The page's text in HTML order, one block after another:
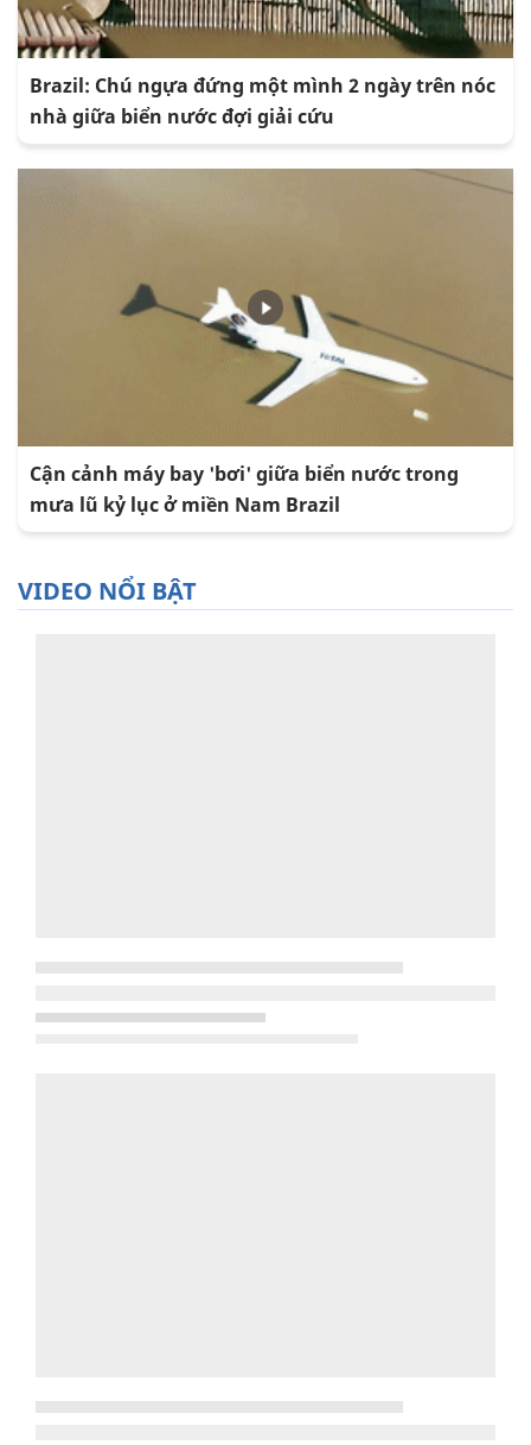
Brazil: Chú ngựa đứng một mình 2 ngày trên nóc
nhà giữa biển nước đợi giải cứu
Cận cảnh máy bay 'bơi' giữa biển nước trong
mưa lũ kỷ lục ở miền Nam Brazil
VIDEO NỔI BẬT